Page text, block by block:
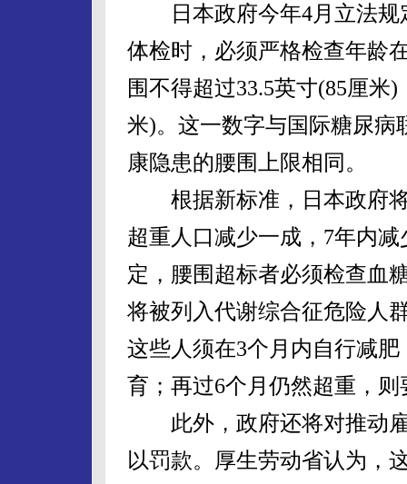
日本政府今年4月立法规
体检时，必须严格检查年龄
围不得超过33.5英寸(85厘米
米)。这一数字与国际糖尿病
康隐患的腰围上限相同。
根据新标准，日本政府将
超重人口减少一成，7年内
定，腰围超标者必须检查血
将被列入代谢综合征危险人
这些人须在3个月内自行减
育；再过6个月仍然超重，
此外，政府还将对推动雇
以罚款。厚生劳动省认为，